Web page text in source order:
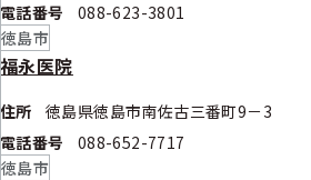
電話番号
088-623-3801
徳島市
福永医院
住所
徳島県徳島市南佐古三番町9－3
電話番号
088-652-7717
徳島市